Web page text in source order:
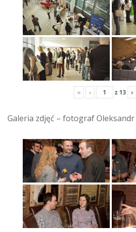
« ‹ z 13 ›
Galeria zdjęć – fotograf